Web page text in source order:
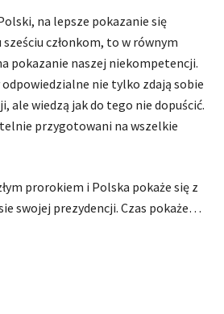
na lepsze pokazanie się
członkom, to w równym
pokazanie naszej niekompetencji.
odpowiedzialne nie tylko zdają sobie
ale wiedzą jak do tego nie dopuścić.
przygotowani na wszelkie
prorokiem i Polska pokaże się z
swojej prezydencji. Czas pokaże…